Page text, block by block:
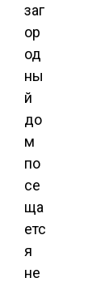
заг
ор
од
ны
й
до
м
по
се
ща
етс
я
не